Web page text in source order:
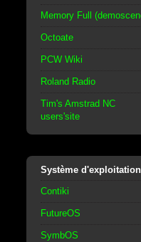
Memory Full
Octoate
PCW Wiki
Roland Radio
Tim's Amstrad NC
users'site
Système d'exploitation
Contiki
FutureOS
SymbOS